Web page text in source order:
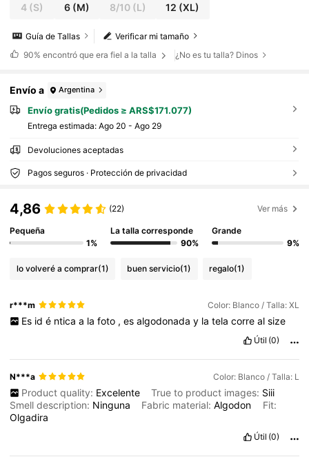
4 (S) 6 (M) 8/10(L) 12 (XL)
Verificar mi tamaño
Guía de Tallas
90% encontró que era fiel a la talla ¿No es tu talla? Dinos
Envío a Argentina
Envío gratis(Pedidos ≥ ARS$171.077)
Entrega estimada: Ago 20 - Ago 29
Devoluciones aceptadas
Pagos seguros · Protección de privacidad
4,86 (22) Ver más
Pequeña
1%
La talla corresponde
90%
Grande
9%
lo volveré a comprar(1) buen servicio(1) regalo(1)
r***m Color: Blanco / Talla: XL
Es id é ntica a la foto , es algodonada y la tela corre al size
Útil (0)
N***a Color: Blanco / Talla: L
Product quality: Excelente True to product images: Siii
Smell description: Ninguna Fabric material:Algodon
Fit:
Olgadira
Útil (0)